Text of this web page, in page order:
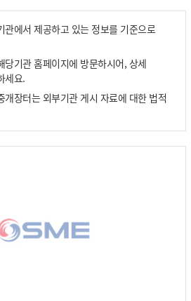
관에서 제공하고 있는 정보를 기준으로
당기관 홈페이지에 방문하시어, 상세
세요.
개장터는 외부기관 게시 자료에 대한 법적
제조/유통업체 매물
삽니다